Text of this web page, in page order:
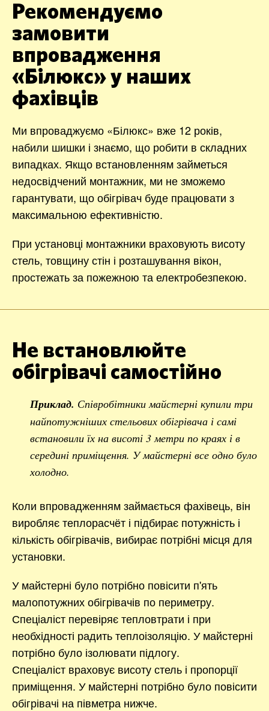
Рекомендуємо
замовити
впровадження
«Білюкс» у наших
фахівців
Ми впроваджуємо «Білюкс» вже 12 років,
набили шишки і знаємо, що робити в складних
випадках. Якщо встановленням займеться
недосвідчений монтажник, ми не зможемо
гарантувати, що обігрівач буде працювати з
максимальною ефективністю.
При установці монтажники враховують висоту
стель, товщину стін і розташування вікон,
простежать за пожежною та електробезпекою.
Не встановлюйте
обігрівачі самостійно
Приклад. Співробітники майстерні купили три
найпотужніших стельових обігрівача і самі
встановили їх на висоті 3 метри по краях і в
середині приміщення. У майстерні все одно було
холодно.
Коли впровадженням займається фахівець, він
виробляє теплорасчёт і підбирає потужність і
кількість обігрівачів, вибирає потрібні місця для
установки.
У майстерні було потрібно повісити п'ять
малопотужних обігрівачів по периметру.
Спеціаліст перевіряє тепловтрати і при
необхідності радить теплоізоляцію. У майстерні
потрібно було ізолювати підлогу.
Спеціаліст враховує висоту стель і пропорції
приміщення. У майстерні потрібно було повісити
обігрівачі на півметра нижче.